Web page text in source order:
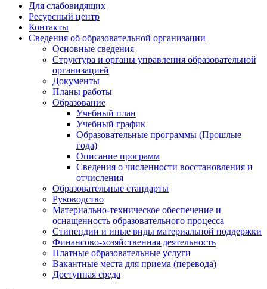
Для слабовидящих
Ресурсный центр
Контакты
Сведения об образовательной организации
Основные сведения
Структура и органы управления образовательной
организацией
Документы
Планы работы
Образование
Учебный план
Учебный график
Образовательные программы (Прошлые
года)
Описание программ
Сведения о численности восстановления и
отчисления
Образовательные стандарты
Руководство
Материально-техническое обеспечение и
оснащенность образовательного процесса
Стипендии и иные виды материальной поддержки
Финансово-хозяйственная деятельность
Платные образовательные услуги
Вакантные места для приема (перевода)
Доступная среда